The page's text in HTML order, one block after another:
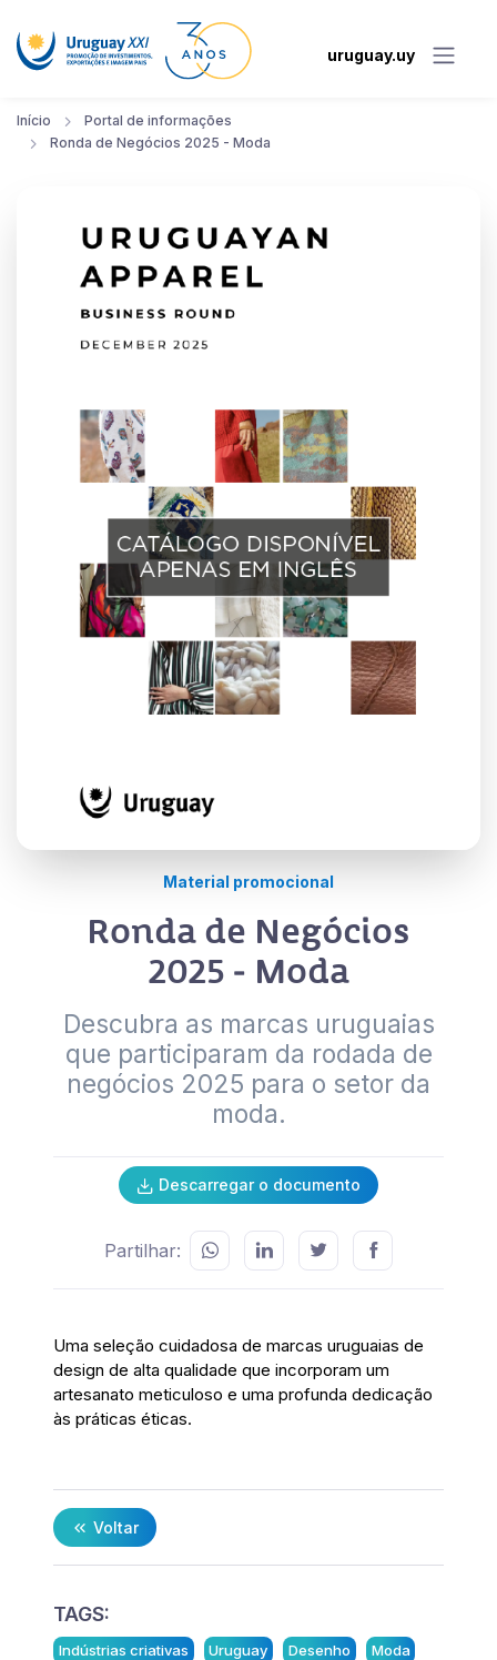
uruguay.uy
Início
Portal de informações
Ronda de Negócios 2025 - Moda
Material promocional
Ronda de Negócios
2025 - Moda
Descubra as marcas uruguaias
que participaram da rodada de
negócios 2025 para o setor da
moda.
Descarregar o documento
Partilhar:
Uma seleção cuidadosa de marcas uruguaias de
design de alta qualidade que incorporam um
artesanato meticuloso e uma profunda dedicação
às práticas éticas.
Voltar
TAGS:
Indústrias criativas Uruguay Desenho Moda